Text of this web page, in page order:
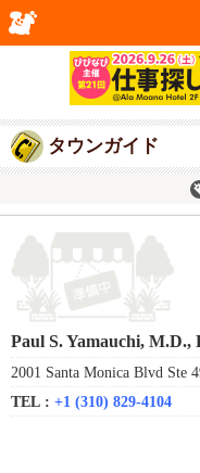
タウンガイド
Paul S. Yamauchi, M.D.,
2001 Santa Monica Blvd Ste
TEL : +1 (310) 829-4104